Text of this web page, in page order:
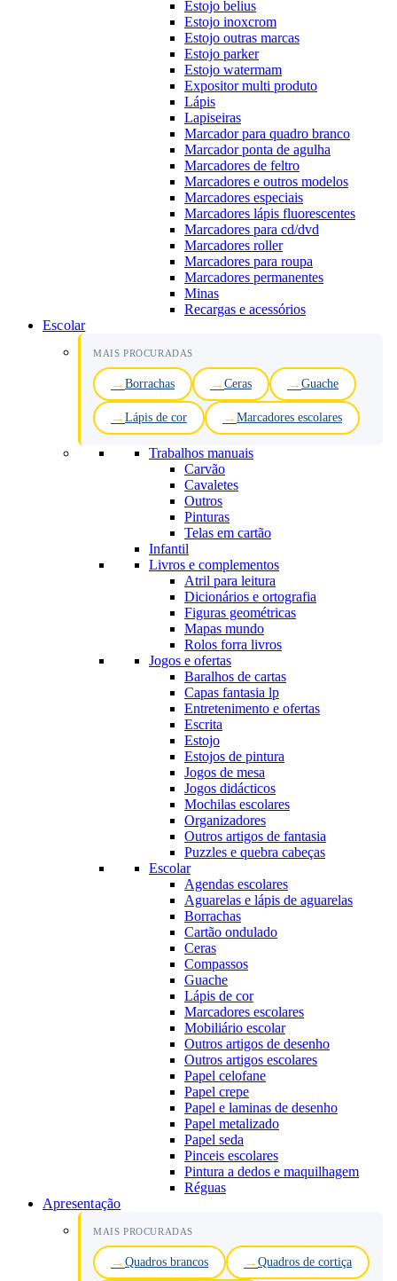
Estojo belius
Estojo inoxcrom
Estojo outras marcas
Estojo parker
Estojo watermam
Expositor multi produto
Lápis
Lapiseiras
Marcador para quadro branco
Marcador ponta de agulha
Marcadores de feltro
Marcadores e outros modelos
Marcadores especiais
Marcadores lápis fluorescentes
Marcadores para cd/dvd
Marcadores roller
Marcadores para roupa
Marcadores permanentes
Minas
Recargas e acessórios
Escolar
MAIS PROCURADAS
Borrachas Ceras Guache
Lápis de cor Marcadores escolares
Trabalhos manuais
Carvão
Cavaletes
Outros
Pinturas
Telas em cartão
Infantil
Livros e complementos
Atril para leitura
Dicionários e ortografia
Figuras geométricas
Mapas mundo
Rolos forra livros
Jogos e ofertas
Baralhos de cartas
Capas fantasia lp
Entretenimento e ofertas
Escrita
Estojo
Estojos de pintura
Jogos de mesa
Jogos didácticos
Mochilas escolares
Organizadores
Outros artigos de fantasia
Puzzles e quebra cabeças
Escolar
Agendas escolares
Aguarelas e lápis de aguarelas
Borrachas
Cartão ondulado
Ceras
Compassos
Guache
Lápis de cor
Marcadores escolares
Mobiliário escolar
Outros artigos de desenho
Outros artigos escolares
Papel celofane
Papel crepe
Papel e laminas de desenho
Papel metalizado
Papel seda
Pinceis escolares
Pintura a dedos e maquilhagem
Réguas
Apresentação
MAIS PROCURADAS
Quadros brancos Quadros de cortiça